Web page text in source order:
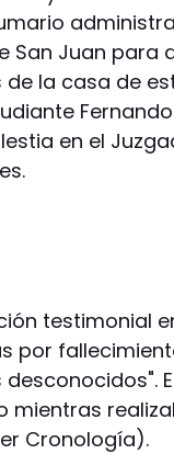
San Juan para
la casa de
en el
testimonial
por
mientras
Cronología).